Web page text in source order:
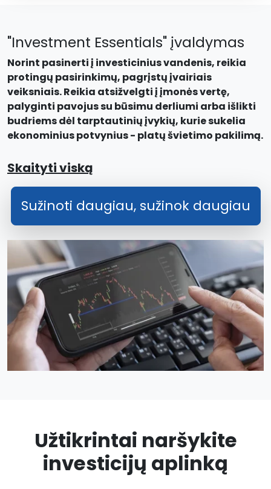
"Investment Essentials" įvaldymas
Norint pasinerti į investicinius vandenis, reikia
protingų pasirinkimų, pagrįstų įvairiais
veiksniais. Reikia atsižvelgti į įmonės vertę,
palyginti pavojus su būsimu derliumi arba išlikti
budriems dėl tarptautinių įvykių, kurie sukelia
ekonominius potvynius - platų švietimo pakilimą.
Skaityti viską
Sužinoti daugiau, sužinok daugiau
Užtikrintai naršykite
investicijų aplinką